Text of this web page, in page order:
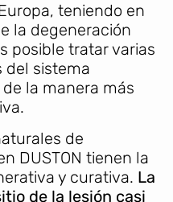
teniendo en
la degeneración
posible tratar varias
del sistema
la manera más
de
DUSTON tienen la
y curativa. La
de la lesión casi